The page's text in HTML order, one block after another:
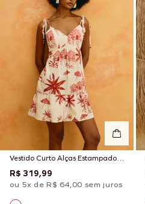
Vestido Curto Alças Estampado
Playa Blanca
R$ 319,99
ou 5x de R$ 64,00 sem juros